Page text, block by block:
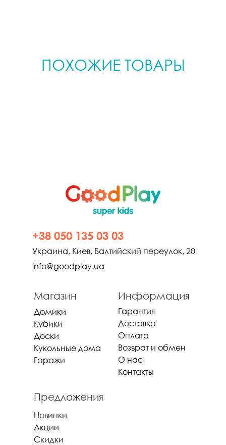
ПОХОЖИЕ ТОВАРЫ
Магазин Информация
Предложения
Гарантия
Доставка
Оплата
Возврат и обмен
О нас
Контакты
Домики
Кубики
Доски
Кукольные дома
Гаражи
Новинки
Акции
Скидки
+38 050 135 03 03
Украина, Киев, Балтийский переулок, 20
info@goodplay.ua